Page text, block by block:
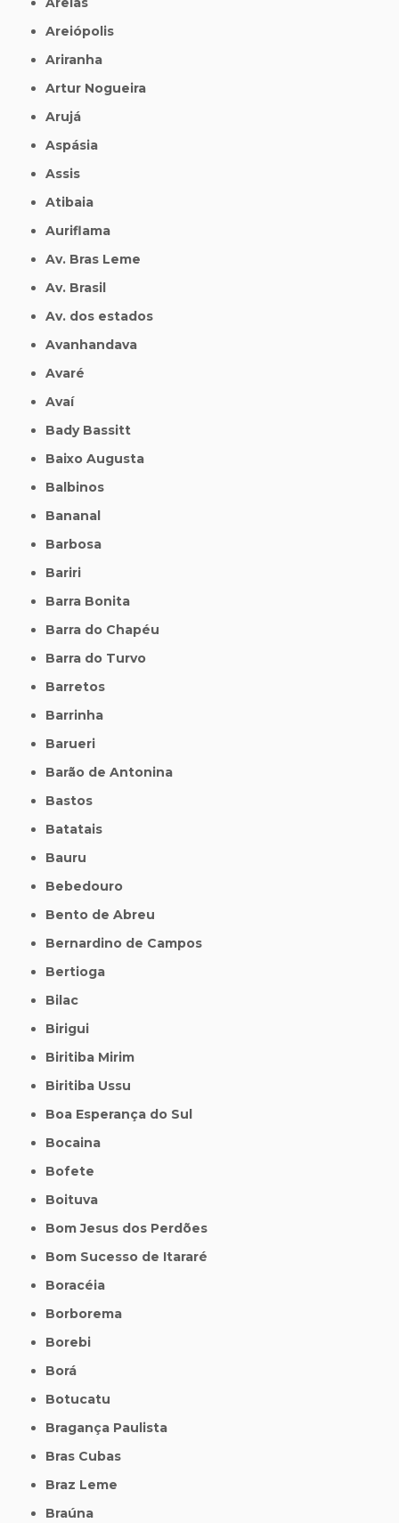
Areiópolis
Ariranha
Artur Nogueira
Arujá
Aspásia
Assis
Atibaia
Auriflama
Av. Bras Leme
Av. Brasil
Av. dos estados
Avanhandava
Avaré
Avaí
Bady Bassitt
Baixo Augusta
Balbinos
Bananal
Barbosa
Bariri
Barra Bonita
Barra do Chapéu
Barra do Turvo
Barretos
Barrinha
Barueri
Barão de Antonina
Bastos
Batatais
Bauru
Bebedouro
Bento de Abreu
Bernardino de Campos
Bertioga
Bilac
Birigui
Biritiba Mirim
Biritiba Ussu
Boa Esperança do Sul
Bocaina
Bofete
Boituva
Bom Jesus dos Perdões
Bom Sucesso de Itararé
Boracéia
Borborema
Borebi
Borá
Botucatu
Bragança Paulista
Bras Cubas
Braz Leme
Braúna